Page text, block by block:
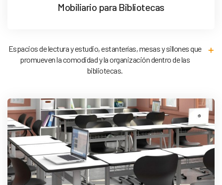
Mobiliario para Bibliotecas
Espacios de lectura y estudio, estanterías, mesas y sillones que
promueven la comodidad y la organización dentro de las
bibliotecas.